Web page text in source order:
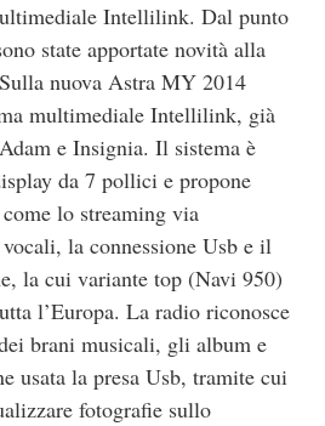
Intellilink. Dal punto
state apportate novità alla
nuova Astra MY 2014
multimediale Intellilink, già
e Insignia. Il sistema è
da 7 pollici e propone
lo streaming via
la connessione Usb e il
la cui variante top (Navi 950)
l’Europa. La radio riconosce
brani musicali, gli album e
usata la presa Usb, tramite cui
fotografie sullo